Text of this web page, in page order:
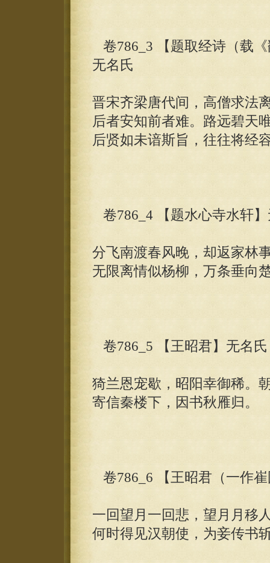
卷786_3 【题取经诗（载
无名氏
晋宋齐梁唐代间，高僧求法
后者安知前者难。路远碧天
后贤如未谙斯旨，往往将经
卷786_4 【题水心寺水轩
分飞南渡春风晚，却返家林
无限离情似杨柳，万条垂向
卷786_5 【王昭君】无名氏
猗兰恩宠歇，昭阳幸御稀。
寄信秦楼下，因书秋雁归。
卷786_6 【王昭君（一作
一回望月一回悲，望月月移
何时得见汉朝使，为妾传书